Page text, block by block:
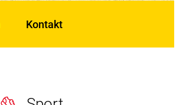
Kontakt